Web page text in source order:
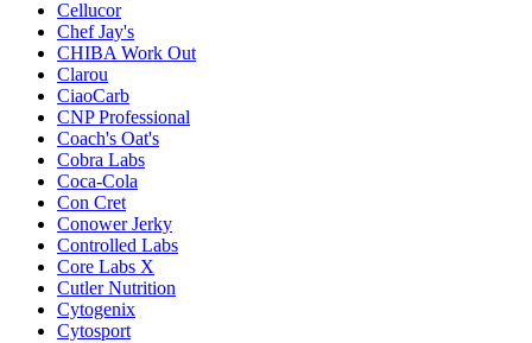
Cellucor
Chef Jay's
CHIBA Work Out
Clarou
CiaoCarb
CNP Professional
Coach's Oat's
Cobra Labs
Coca-Cola
Con Cret
Conower Jerky
Controlled Labs
Core Labs X
Cutler Nutrition
Cytogenix
Cytosport